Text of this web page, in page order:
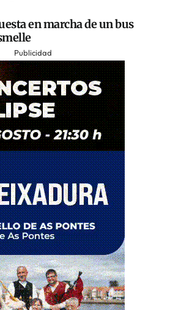
en marcha de un bus
Publicidad